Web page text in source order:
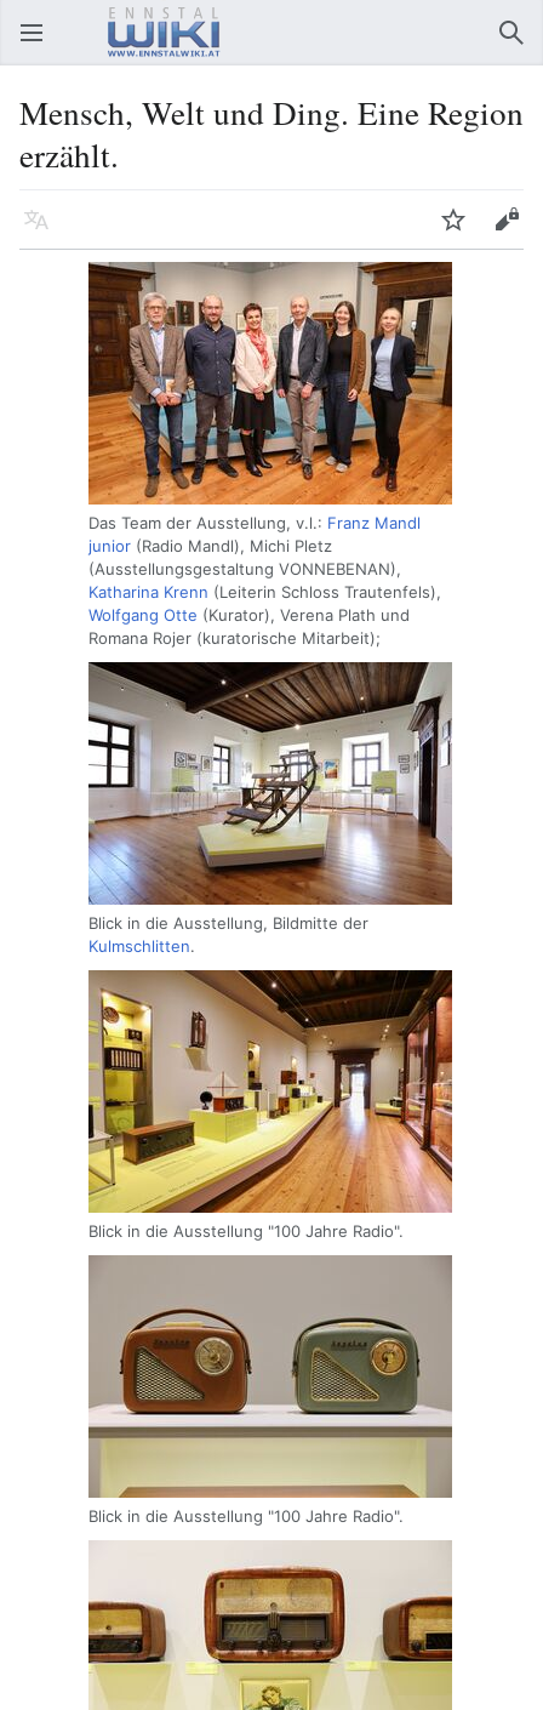
Hauptmenü öffnen
Mensch, Welt und Ding. Eine Region
erzählt.
Sprache Beobachten Bearbeiten
Das Team der Ausstellung, v.l.: Franz Mandl
junior (Radio Mandl), Michi Pletz
(Ausstellungsgestaltung VONNEBENAN),
Katharina Krenn (Leiterin Schloss Trautenfels),
Wolfgang Otte (Kurator), Verena Plath und
Romana Rojer (kuratorische Mitarbeit);
Blick in die Ausstellung, Bildmitte der
Kulmschlitten.
Blick in die Ausstellung "100 Jahre Radio".
Blick in die Ausstellung "100 Jahre Radio".